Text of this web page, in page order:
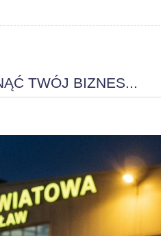
TWÓJ BIZNES...